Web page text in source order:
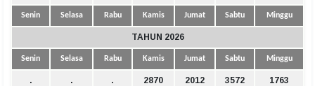
Senin Selasa Rabu Kamis Jumat Sabtu Minggu
TAHUN 2026
Senin Selasa Rabu Kamis Jumat Sabtu Minggu
. . . 2870 2012 3572 1763